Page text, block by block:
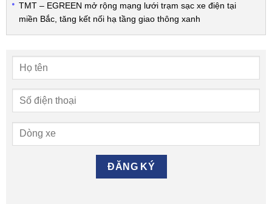
TMT – EGREEN mở rộng mạng lưới trạm sạc xe điện tại
miền Bắc, tăng kết nối hạ tầng giao thông xanh